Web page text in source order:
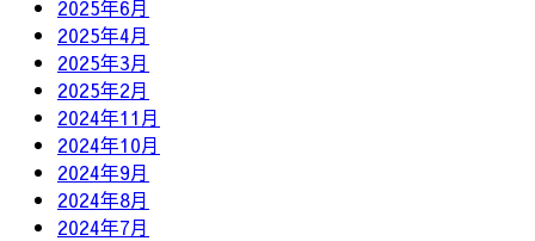
2025年6月
2025年4月
2025年3月
2025年2月
2024年11月
2024年10月
2024年9月
2024年8月
2024年7月